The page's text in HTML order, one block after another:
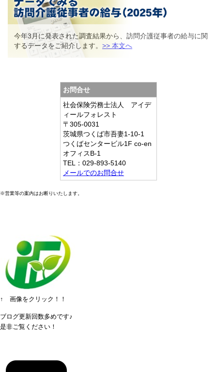
今年3月に発表された調査結果から、訪問介護従事者の給与に関
するデータをご紹介します。 >> 本文へ
お問合せ
社会保険労務士法人 アイデ
ィールフォレスト
〒305-0031
茨城県つくば市吾妻1-10-1
つくばセンタービル1F co-en
オフィスB-1
TEL：029-893-5140
メールでのお問合せ
※営業等の案内はお断りいたします。
↑ 画像をクリック！！
ブログ更新回数多めです♪
是非ご覧ください！